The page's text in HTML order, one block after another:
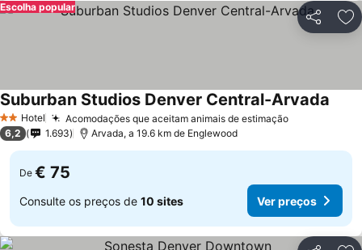
Partilhar
Escolha popular
2 Estrelas
Hotel Acomodações que aceitam animais de estimação
Suburban Studios Denver Central-Arvada
6,2 1.693 Arvada, a 19.6 km de Englewood
De € 75
Consulte os preços de 10 sites Ver preços